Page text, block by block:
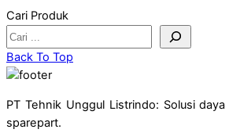
Cari Produk
Back To Top
PT Tehnik Unggul Listrindo: Solusi
sparepart.